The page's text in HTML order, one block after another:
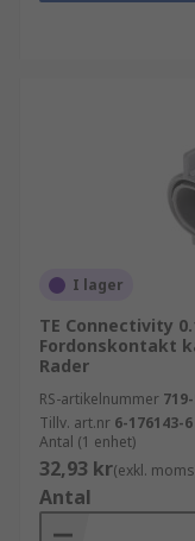
I lager
TE Connectivity
Fordonskontakt
Rader
RS-artikelnummer
Tillv. art.nr 6-176143-6
Antal (1 enhet)
32,93 kr(exkl.
Antal